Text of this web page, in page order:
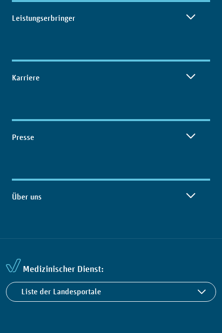
Leistungserbringer
Karriere
Presse
Über uns
Medizinischer Dienst:
Liste der Landesportale